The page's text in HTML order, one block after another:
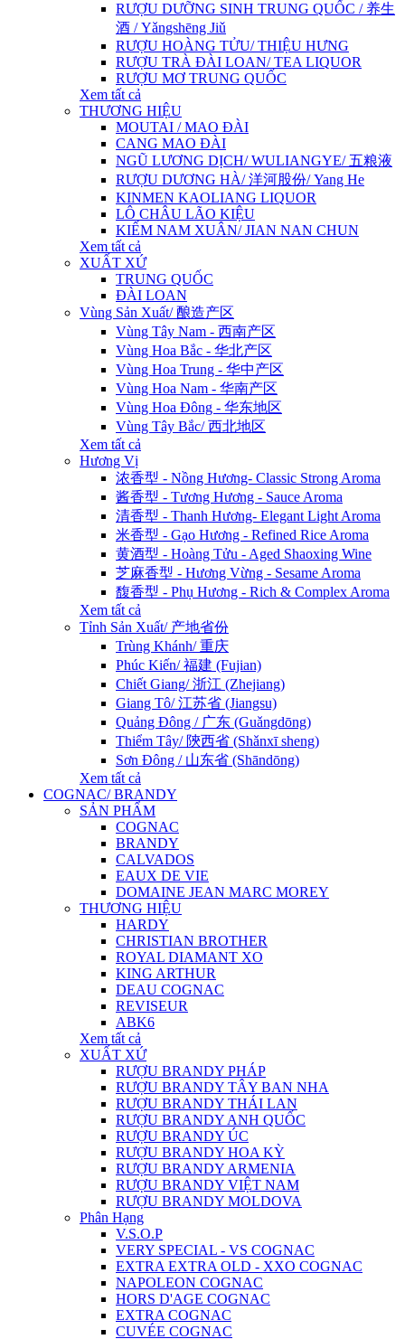
RƯỢU DƯỠNG SINH TRUNG QUỐC / 养生
酒 / Yǎngshēng Jiǔ
RƯỢU HOÀNG TỬU/ THIỆU HƯNG
RƯỢU TRÀ ĐÀI LOAN/ TEA LIQUOR
RƯỢU MƠ TRUNG QUỐC
Xem tất cả
THƯƠNG HIỆU
MOUTAI / MAO ĐÀI
CANG MAO ĐÀI
NGŨ LƯƠNG DỊCH/ WULIANGYE/ 五粮液
RƯỢU DƯƠNG HÀ/ 洋河股份/ Yang He
KINMEN KAOLIANG LIQUOR
LÔ CHÂU LÃO KIỆU
KIẾM NAM XUÂN/ JIAN NAN CHUN
Xem tất cả
XUẤT XỨ
TRUNG QUỐC
ĐÀI LOAN
Vùng Sản Xuất/ 酿造产区
Vùng Tây Nam - 西南产区
Vùng Hoa Bắc - 华北产区
Vùng Hoa Trung - 华中产区
Vùng Hoa Nam - 华南产区
Vùng Hoa Đông - 华东地区
Vùng Tây Bắc/ 西北地区
Xem tất cả
Hương Vị
浓香型 - Nồng Hương- Classic Strong Aroma
酱香型 - Tương Hương - Sauce Aroma
清香型 - Thanh Hương- Elegant Light Aroma
米香型 - Gạo Hương - Refined Rice Aroma
黄酒型 - Hoàng Tửu - Aged Shaoxing Wine
芝麻香型 - Hương Vừng - Sesame Aroma
馥香型 - Phụ Hương - Rich & Complex Aroma
Xem tất cả
Tỉnh Sản Xuất/ 产地省份
Trùng Khánh/ 重庆
Phúc Kiến/ 福建 (Fujian)
Chiết Giang/ 浙江 (Zhejiang)
Giang Tô/ 江苏省 (Jiangsu)
Quảng Đông / 广东 (Guǎngdōng)
Thiểm Tây/ 陝西省 (Shǎnxī sheng)
Sơn Đông / 山东省 (Shāndōng)
Xem tất cả
COGNAC/ BRANDY
SẢN PHẨM
COGNAC
BRANDY
CALVADOS
EAUX DE VIE
DOMAINE JEAN MARC MOREY
THƯƠNG HIỆU
HARDY
CHRISTIAN BROTHER
ROYAL DIAMANT XO
KING ARTHUR
DEAU COGNAC
REVISEUR
ABK6
Xem tất cả
XUẤT XỨ
RƯỢU BRANDY PHÁP
RƯỢU BRANDY TÂY BAN NHA
RƯỢU BRANDY THÁI LAN
RƯỢU BRANDY ANH QUỐC
RƯỢU BRANDY ÚC
RƯỢU BRANDY HOA KỲ
RƯỢU BRANDY ARMENIA
RƯỢU BRANDY VIỆT NAM
RƯỢU BRANDY MOLDOVA
Phân Hạng
V.S.O.P
VERY SPECIAL - VS COGNAC
EXTRA EXTRA OLD - XXO COGNAC
NAPOLEON COGNAC
HORS D'AGE COGNAC
EXTRA COGNAC
CUVÉE COGNAC